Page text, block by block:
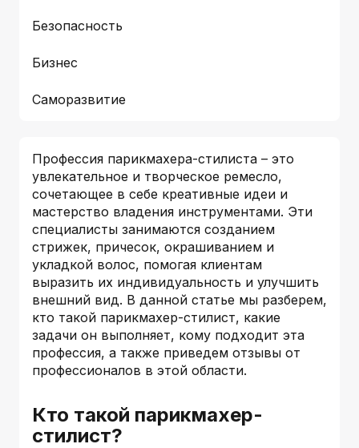
Безопасность
Бизнес
Саморазвитие
Профессия парикмахера-стилиста – это
увлекательное и творческое ремесло,
сочетающее в себе креативные идеи и
мастерство владения инструментами. Эти
специалисты занимаются созданием
стрижек, причесок, окрашиванием и
укладкой волос, помогая клиентам
выразить их индивидуальность и улучшить
внешний вид. В данной статье мы разберем,
кто такой парикмахер-стилист, какие
задачи он выполняет, кому подходит эта
профессия, а также приведем отзывы от
профессионалов в этой области.
Кто такой парикмахер-
стилист?